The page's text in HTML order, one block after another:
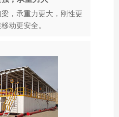
，承重力更大，刚性更
动更安全。